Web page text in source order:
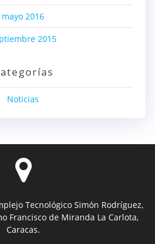
mayo 2016
2015
Noticias
Tecnológico Simón Rodríguez,
Francisco de Miranda La Carlota,
Caracas.